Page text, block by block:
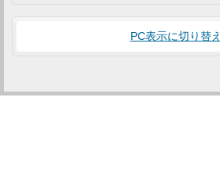
PC表示に切り替え